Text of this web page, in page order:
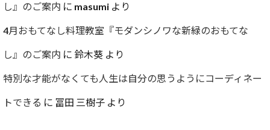
し』のご案内 に masumi より
4月おもてなし料理教室『モダンシノワな新緑のおもてな
し』のご案内 に 鈴木葵 より
特別な才能がなくても人生は自分の思うようにコーディネー
トできる に 冨田 三樹子 より